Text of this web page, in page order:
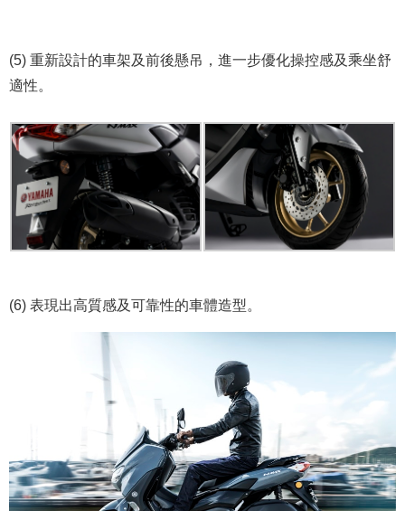
(5) 重新設計的車架及前後懸吊，進一步優化操控感及乘坐舒
適性。
(6) 表現出高質感及可靠性的車體造型。